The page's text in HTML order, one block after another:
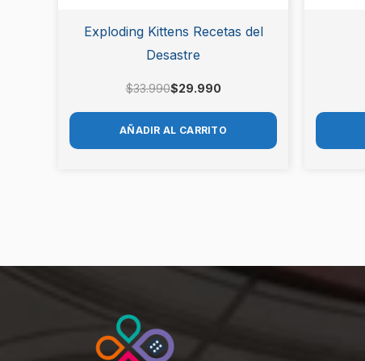
Exploding Kittens Recetas del
Desastre
$33.990$29.990
AÑADIR AL CARRITO